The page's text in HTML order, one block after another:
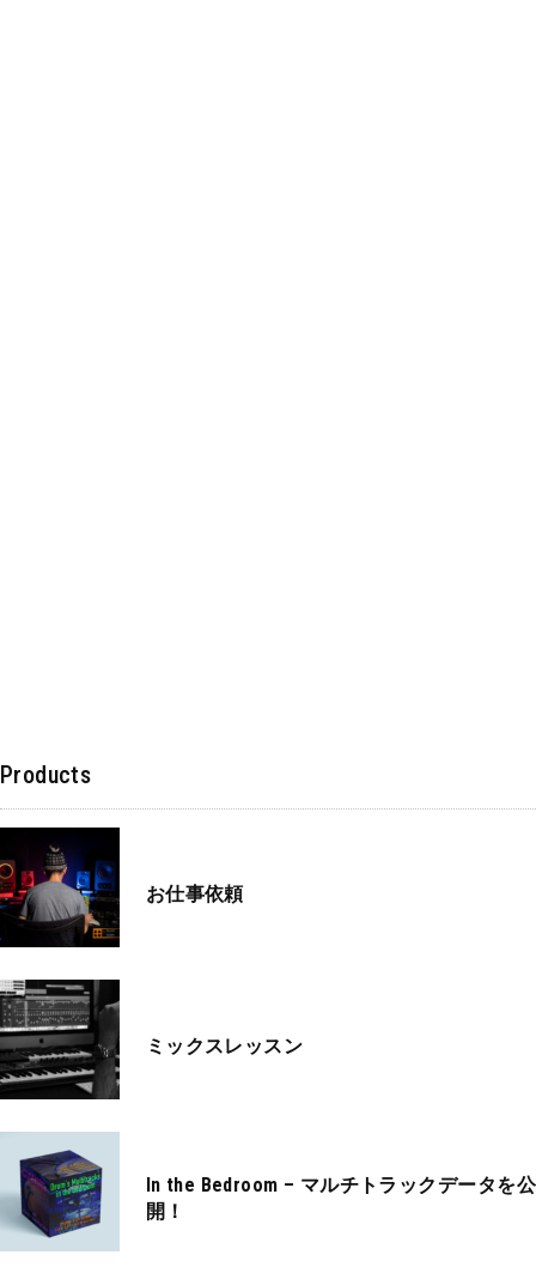
Products
お仕事依頼
ミックスレッスン
In the Bedroom – マルチトラックデータを公
開！